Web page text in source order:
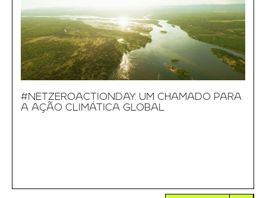
#NETZEROACTIONDAY: UM CHAMADO PARA
A AÇÃO CLIMÁTICA GLOBAL